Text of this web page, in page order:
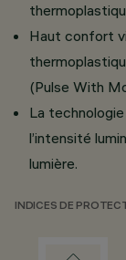
Haut confort
(Pulse With
La
l’intensité
lumière.
INDICES DE